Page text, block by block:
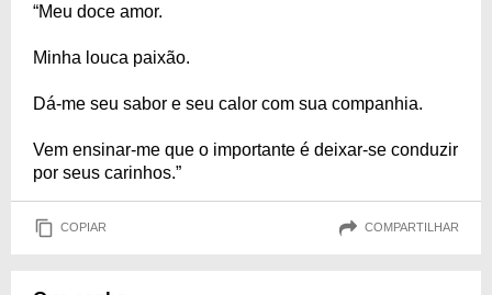
“Meu doce amor.
Minha louca paixão.
Dá-me seu sabor e seu calor com sua companhia.
Vem ensinar-me que o importante é deixar-se conduzir
por seus carinhos.”
COPIAR COMPARTILHAR